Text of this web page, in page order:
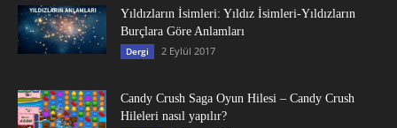
Yıldızların İsimleri: Yıldız İsimleri-Yıldızların
Burçlara Göre Anlamları
Dergi 2 Eylül 2017
Candy Crush Saga Oyun Hilesi – Candy Crush
Hileleri nasıl yapılır?